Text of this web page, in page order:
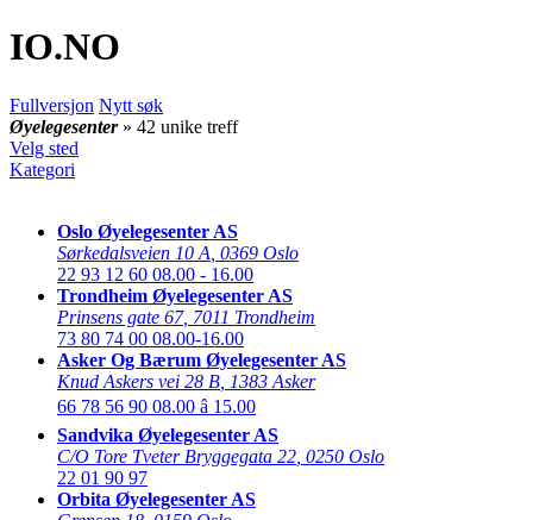
IO.NO
Fullversjon Nytt søk
Øyelegesenter » 42 unike treff
Velg sted
Kategori
Oslo Øyelegesenter AS
Sørkedalsveien 10 A 0369 Oslo
22 93 12 60 08.00 - 16.00
Trondheim Øyelegesenter AS
Prinsens gate 67, 7011 Trondheim
73 80 74 00 08.00-16.00
Asker Og Bærum Øyelegesenter AS
Knud Askers vei 28 B 1383 Asker
66 78 56 90 08.00 â 15.00
Sandvika Øyelegesenter AS
C/O Tore Tveter Bryggegata 22 0250 Oslo
22 01 90 97
Orbita Øyelegesenter AS